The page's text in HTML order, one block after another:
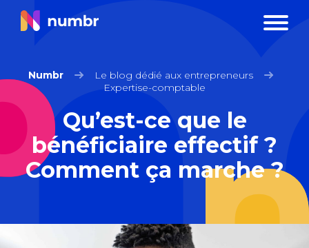
Numbr
Le blog dédié aux entrepreneurs
Expertise-comptable
Qu’est-ce que le
bénéficiaire effectif ?
Comment ça marche ?